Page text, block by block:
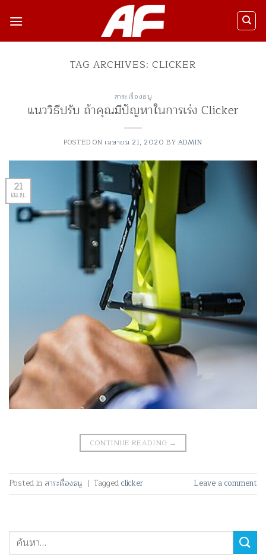
TAG ARCHIVES:CLICKER
สาระเรื่องธนู
แนววิธีปรับ ถ้าคุณมีปัญหาในการเร่ง Clicker
POSTED ON เมษายน 21, 2020 BY ADMIN
21
เม.ย.
CONTINUE READING →
Posted in สาระเรื่องธนู | Taggedclicker Leave a comment